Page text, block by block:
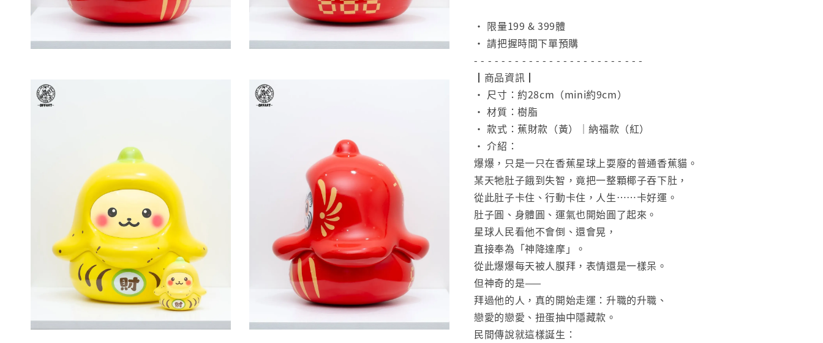
• 限量199 & 399體
• 請把握時間下單預購
- - - - - - - - - - - - - - - - - - - - - - - - -
┃商品資訊┃
• 尺寸：約28cm（mini約9cm）
• 材質：樹脂
• 款式：蕉財款（黃）｜納福款（紅）
• 介紹：
爆爆，只是一只在香蕉星球上耍廢的普通香蕉貓。
某天牠肚子餓到失智，竟把一整顆椰子吞下肚，
從此肚子卡住、行動卡住，人生……卡好運。
肚子圓、身體圓、運氣也開始圓了起來。
星球人民看他不會倒、還會晃，
直接奉為「神降達摩」。
從此爆爆每天被人膜拜，表情還是一樣呆。
但神奇的是——
拜過他的人，真的開始走運：升職的升職、
戀愛的戀愛、扭蛋抽中隱藏款。
民間傳說就這樣誕生：